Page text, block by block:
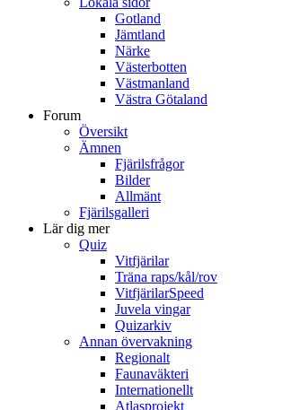
Gotland
Jämtland
Närke
Västerbotten
Västmanland
Västra Götaland
Forum
Översikt
Ämnen
Fjärilsfrågor
Bilder
Allmänt
Fjärilsgalleri
Lär dig mer
Quiz
Vitfjärilar
Träna raps/kål/rov
VitfjärilarSpeed
Juvela vingar
Quizarkiv
Annan övervakning
Regionalt
Faunaväkteri
Internationellt
Atlasprojekt